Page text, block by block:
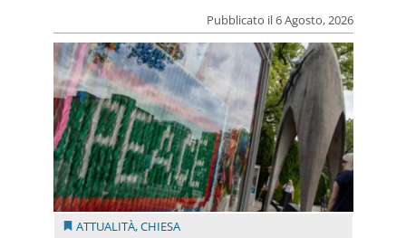
Pubblicato il 6 Agosto, 2026
ATTUALITÀ,CHIESA